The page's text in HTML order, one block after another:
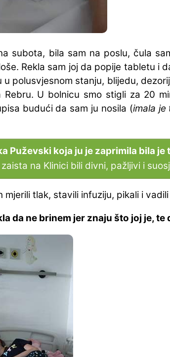
subota, bila sam na poslu, čula
Rekla sam joj da popije tabletu i
u polusvjesnom stanju, blijedu,
Rebru. U bolnicu smo stigli za 20
budući da sam ju nosila (imala je
Puževski koja ju je zaprimila bila
na Klinici bili divni, pažljivi i
mjerili tlak, stavili infuziju, pikali i
da ne brinem jer znaju što joj je,